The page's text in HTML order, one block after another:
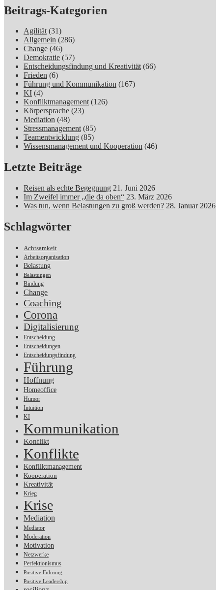
Beitrags-Kategorien
Agilität(31)
Allgemein (286)
Change (46)
Demokratie (57)
Entscheidungsfindung und Kreativität(66)
Frieden (6)
Führung und Kommunikation (167)
KI (4)
Konfliktmanagement(126)
Körpersprache (23)
Mediation (48)
Stressmanagement(85)
Teamentwicklung (85)
Wissensmanagement und Kooperation (46)
Letzte Beiträge
Reisen als echte Begegnung 21. Juni 2026
Im Zweifel immer „die da oben“ 23. März 2026
Was tun, wenn Belastungen zu groß werden? 28. Januar 2026
Schlagwörter
Achtsamkeit
Arbeitsorganisation
Belastung
Belastungen
Bindung
Change
Coaching
Corona
Digitalisierung
Entscheidung
Entscheidungen
Entscheidungsfindung
Führung
Hoffnung
Homeoffice
Humor
Intuition
KI
Kommunikation
Konflikt
Konflikte
Konfliktmanagement
Kooperation
Kreativität
Krieg
Krise
Mediation
Mediator
Moderation
Motivation
Netzwerke
Perfektionismus
Positive Führung
Positive Leadership